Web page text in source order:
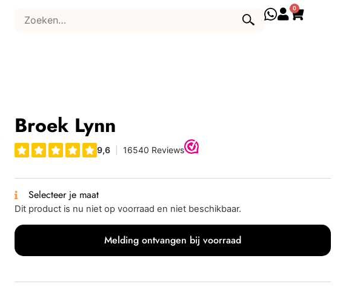
0
Broek Lynn
Selecteer je maat
Dit product is nu niet op voorraad en niet beschikbaar.
Melding ontvangen bij voorraad